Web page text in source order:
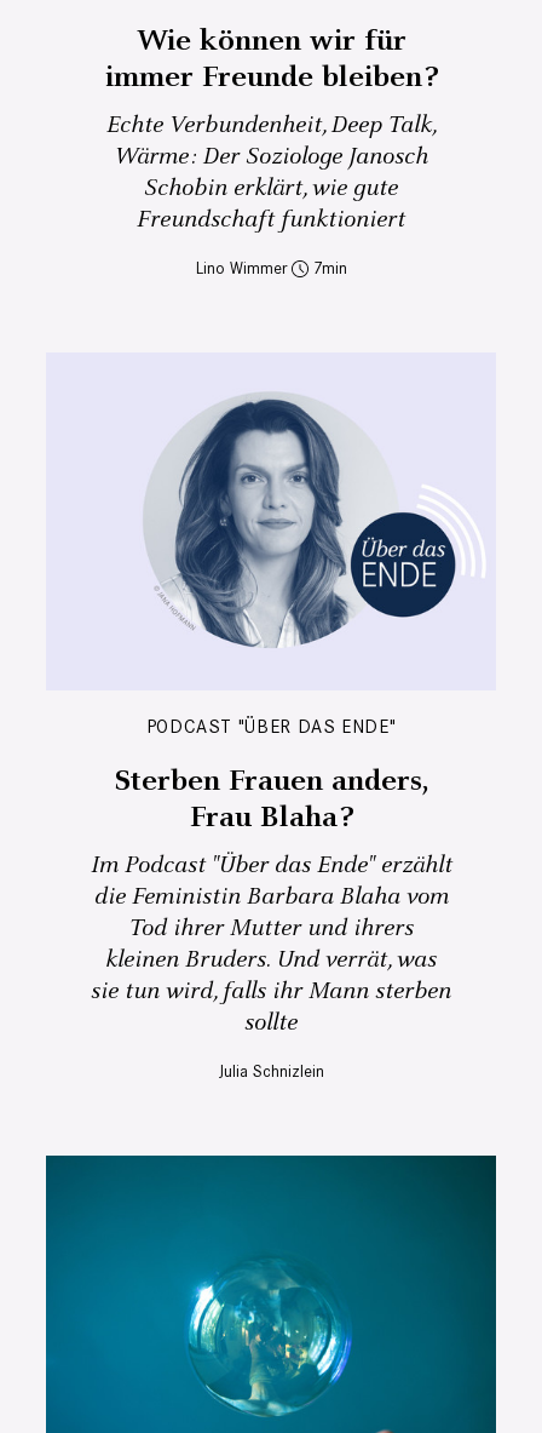
Wie können wir für
immer Freunde bleiben?
Echte Verbundenheit, Deep Talk,
Wärme: Der Soziologe Janosch
Schobin erklärt, wie gute
Freundschaft funktioniert
Lino Wimmer 7
PODCAST "ÜBER DAS ENDE"
Sterben Frauen anders,
Frau Blaha?
Im Podcast "Über das Ende" erzählt
die Feministin Barbara Blaha vom
Tod ihrer Mutter und ihrers
kleinen Bruders. Und verrät, was
sie tun wird, falls ihr Mann sterben
sollte
Julia Schnizlein